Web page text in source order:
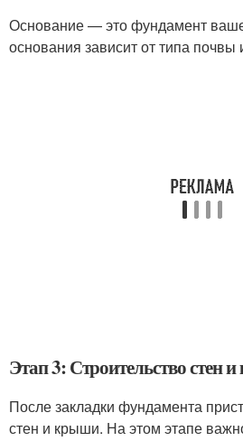
Основание — это фундамент
основания зависит от типа почвы
Этап 3: Строительство стен
После закладки фундамента
стен и крыши. На этом этапе